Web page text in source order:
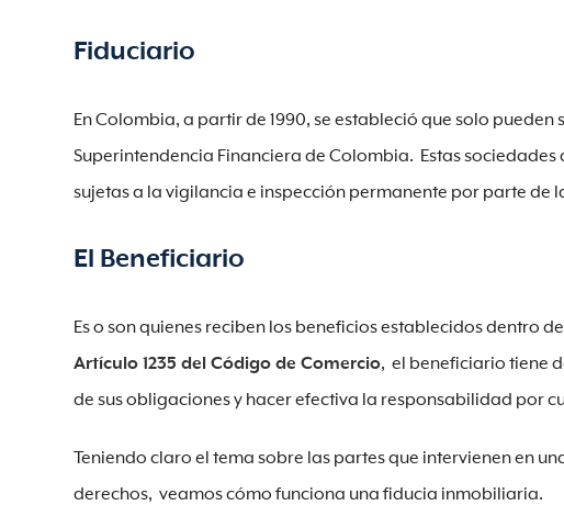
Fiduciario
En Colombia, a partir de 1990, se estableció que solo
Superintendencia Financiera de Colombia. Estas
sujetas a la vigilancia e inspección permanente por parte de
El Beneficiario
Es o son quienes reciben los beneficios establecidos dentro
Artículo 1235 del Código de Comercio, el beneficiario tiene
de sus obligaciones y hacer efectiva la responsabilidad por
Teniendo claro el tema sobre las partes que intervienen en
derechos, veamos cómo funciona una fiducia inmobiliaria.